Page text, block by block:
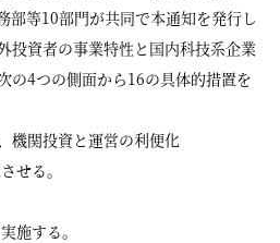
部等10部門が共同で本通知を発行し
投資者の事業特性と国内科技系企業
の4つの側面から16の具体的措置を
関投資と運営の利便化
せる。
施する。